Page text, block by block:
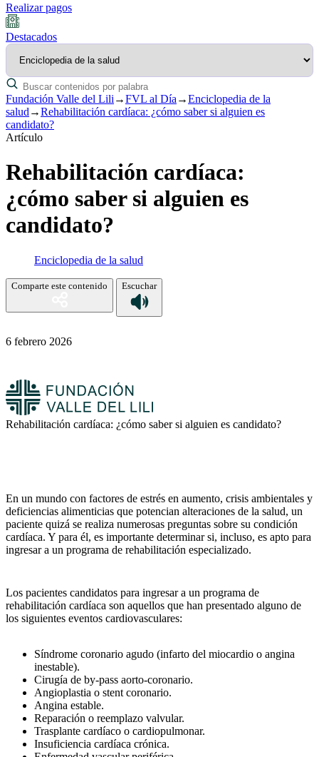
Realizar pagos
Destacados
Fundación Valle del Lili →FVL al Día →Enciclopedia de la
salud →Rehabilitación cardíaca: ¿cómo saber si alguien es
candidato?
Artículo
Rehabilitación cardíaca:
¿cómo saber si alguien es
candidato?
Enciclopedia de la salud
Comparte este contenido Escuchar
6 febrero 2026
Rehabilitación cardíaca: ¿cómo saber si alguien es candidato?
En un mundo con factores de estrés en aumento, crisis ambientales y
deficiencias alimenticias que potencian alteraciones de la salud, un
paciente quizá se realiza numerosas preguntas sobre su condición
cardíaca. Y para él, es importante determinar si, incluso, es apto para
ingresar a un programa de rehabilitación especializado.
Los pacientes candidatos para ingresar a un programa de
rehabilitación cardíaca son aquellos que han presentado alguno de
los siguientes eventos cardiovasculares:
Síndrome coronario agudo (infarto del miocardio o angina
inestable).
Cirugía de by-pass aorto-coronario.
Angioplastia o stent coronario.
Angina estable.
Reparación o reemplazo valvular.
Trasplante cardíaco o cardiopulmonar.
Insuficiencia cardíaca crónica.